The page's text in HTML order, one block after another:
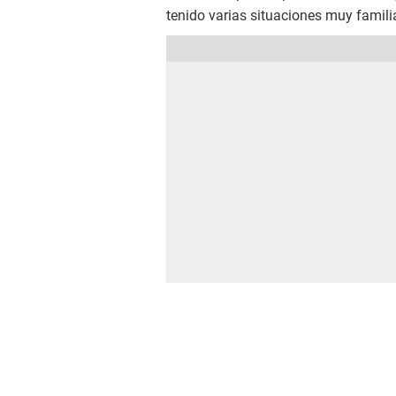
tenido varias situaciones muy